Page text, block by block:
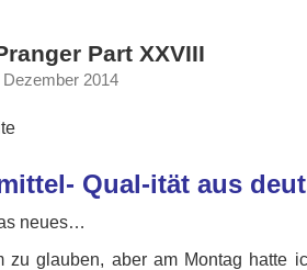
Part XXVIII
Dezember 2014
Qual-ität aus
neues…
zu glauben, aber am Montag hatte